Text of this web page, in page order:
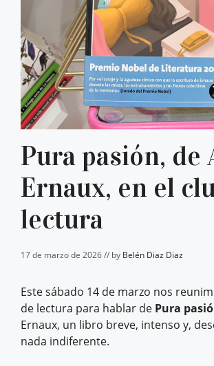
Pura pasión, de
Ernaux, en el
lectura
17 de marzo de 2026 // by Belén Diaz Diaz
Este sábado 14 de marzo nos
de lectura para hablar de Pura
Ernaux, un libro breve, intenso y,
nada indiferente.